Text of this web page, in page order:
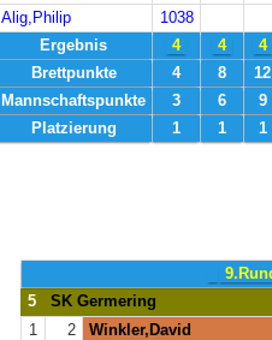
Alig,Philip 1038
Ergebnis
4 4 4
Brettpunkte
4 8 12
Mannschaftspunkte
3 6 9
Platzierung
1 1 1
5
SK Germering
1
2 Winkler,David